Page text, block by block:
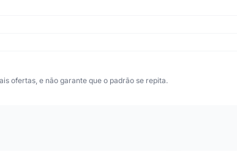
ofertas, e não garante que o padrão se repita.